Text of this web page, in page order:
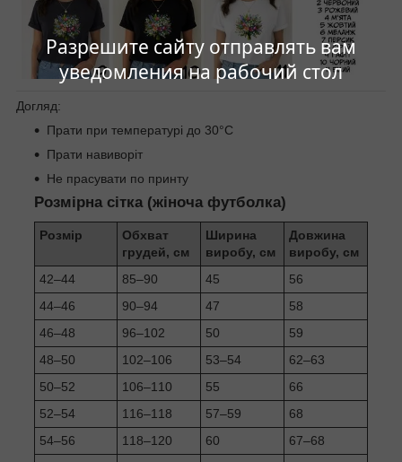
Разрешите сайту отправлять вам
уведомления на рабочий стол
Догляд:
Прати при температурі до 30°C
Прати навиворіт
Не прасувати по принту
Розмірна сітка (жіноча футболка)
Розмір
Обхват
грудей, см
Ширина
виробу, см
Довжина
виробу, см
42–44
85–90 45
56
44–46
90–94 47
58
46–48
96–102 50
59
48–50
102–106 53–54
62–63
50–52
106–110 55
66
52–54
116–118 57–59
68
54–56
118–120 60
67–68